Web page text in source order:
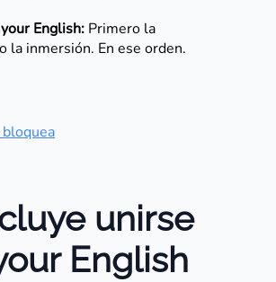
English: Primero la
la inmersión. En ese orden.
unirse
English